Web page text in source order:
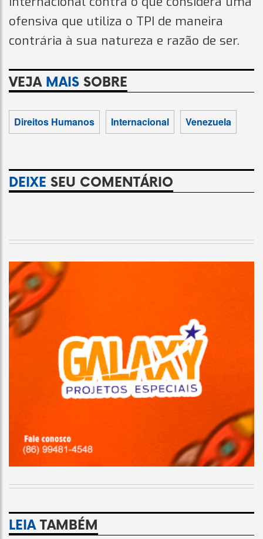
ofensiva que utiliza o TPI de maneira
contrária à sua natureza e razão de ser.
VEJA MAIS SOBRE
Direitos Humanos Internacional Venezuela
DEIXE SEU COMENTÁRIO
LEIATAMBÉM